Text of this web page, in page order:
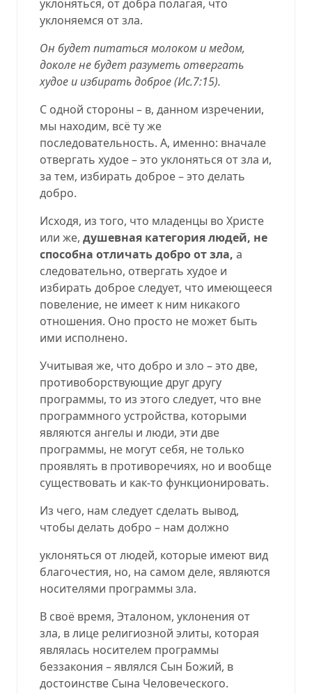
уклоняться, от добра полагая, что
уклоняемся от зла.
Он будет питаться молоком и медом,
доколе не будет разуметь отвергать
худое и избирать доброе (Ис.7:15).
С одной стороны – в, данном изречении,
мы находим, всё ту же
последовательность. А, именно: вначале
отвергать худое – это уклоняться от зла и,
за тем, избирать доброе – это делать
добро.
Исходя, из того, что младенцы во Христе
или же, душевная категория людей, не
способна отличать добро от зла, а
следовательно, отвергать худое и
избирать доброе следует, что имеющееся
повеление, не имеет к ним никакого
отношения. Оно просто не может быть
ими исполнено.
Учитывая же, что добро и зло – это две,
противоборствующие друг другу
программы, то из этого следует, что вне
программного устройства, которыми
являются ангелы и люди, эти две
программы, не могут себя, не только
проявлять в противоречиях, но и вообще
существовать и как-то функционировать.
Из чего, нам следует сделать вывод,
чтобы делать добро – нам должно
уклоняться от людей, которые имеют вид
благочестия, но, на самом деле, являются
носителями программы зла.
В своё время, Эталоном, уклонения от
зла, в лице религиозной элиты, которая
являлась носителем программы
беззакония – являлся Сын Божий, в
достоинстве Сына Человеческого.